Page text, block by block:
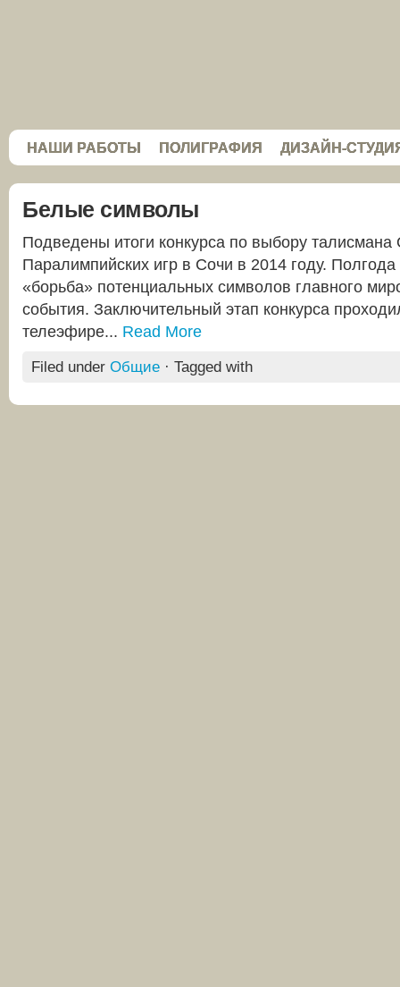
НАШИ РАБОТЫ ПОЛИГРАФИЯ ДИЗАЙН-
Белые символы
Подведены итоги конкурса по выбору талисмана
Паралимпийских игр в Сочи в 2014 году.
«борьба» потенциальных символов главного
события. Заключительный этап конкурса
телеэфире... Read More
Filed under Общие · Tagged with